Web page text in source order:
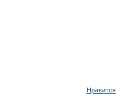
Нравится